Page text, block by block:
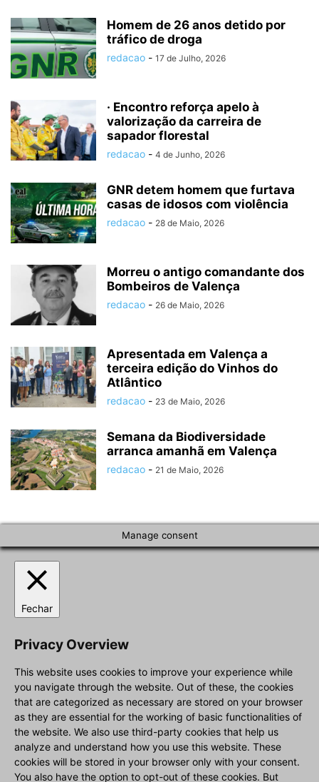
Homem de 26 anos detido por
tráfico de droga
redacao - 17 de Julho, 2026
· Encontro reforça apelo à
valorização da carreira de
sapador florestal
redacao - 4 de Junho, 2026
GNR detem homem que furtava
casas de idosos com violência
redacao - 28 de Maio, 2026
Morreu o antigo comandante dos
Bombeiros de Valença
redacao - 26 de Maio, 2026
Apresentada em Valença a
terceira edição do Vinhos do
Atlântico
redacao - 23 de Maio, 2026
Semana da Biodiversidade
arranca amanhã em Valença
redacao - 21 de Maio, 2026
Manage consent
Fechar
Privacy Overview
This website uses cookies to improve your experience while
you navigate through the website. Out of these, the cookies
that are categorized as necessary are stored on your browser
as they are essential for the working of basic functionalities of
the website. We also use third-party cookies that help us
analyze and understand how you use this website. These
cookies will be stored in your browser only with your consent.
You also have the option to opt-out of these cookies. But